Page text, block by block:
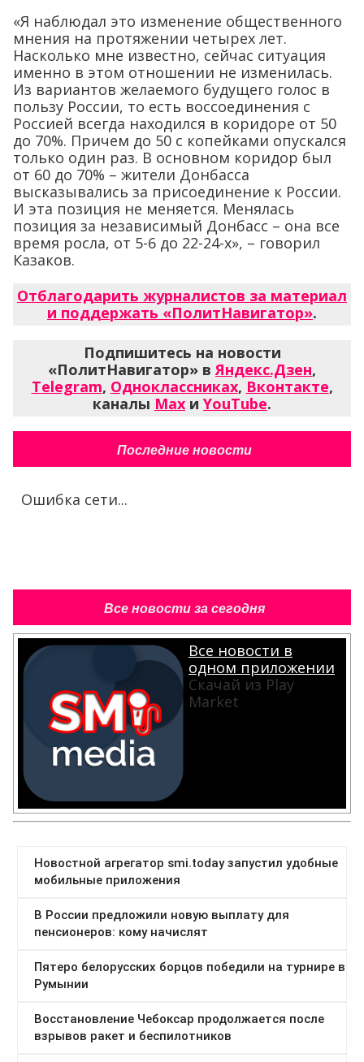
«Я наблюдал это изменение общественного
мнения на протяжении четырех лет.
Насколько мне известно, сейчас ситуация
именно в этом отношении не изменилась.
Из вариантов желаемого будущего голос в
пользу России, то есть воссоединения с
Россией всегда находился в коридоре от 50
до 70%. Причем до 50 с копейками опускался
только один раз. В основном коридор был
от 60 до 70% – жители Донбасса
высказывались за присоединение к России.
И эта позиция не меняется. Менялась
позиция за независимый Донбасс – она все
время росла, от 5-6 до 22-24-х», – говорил
Казаков.
Отблагодарить журналистов за материал
и поддержать «ПолитНавигатор».
Подпишитесь на новости
«ПолитНавигатор» в Яндекс.Дзен,
Telegram, Одноклассниках, Вконтакте,
каналы Max и YouTube.
Последние новости
Ошибка сети...
Все новости за сегодня
Все новости в
одном приложении
Скачай из Play
Market